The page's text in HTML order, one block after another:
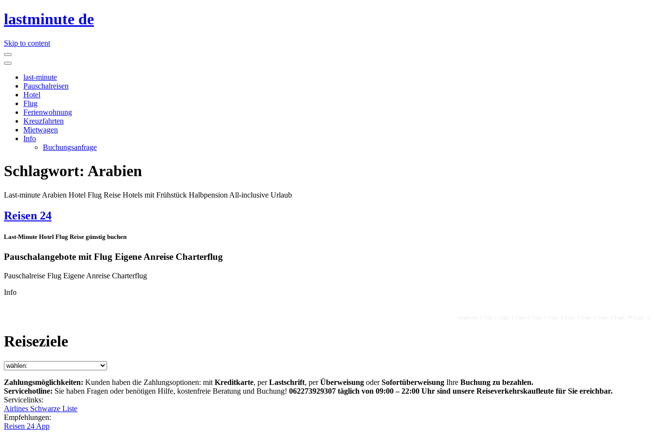
lastminute de
Skip to content
last-minute
Pauschalreisen
Hotel
Flug
Ferienwohnung
Kreuzfahrten
Mietwagen
Info
Buchungsanfrage
Schlagwort: Arabien
Last-minute Arabien Hotel Flug Reise Hotels mit Frühstück Halbpension All-inclusive Urlaub
Reisen 24
Last-Minute Hotel Flug Reise günstig buchen
Pauschalangebote mit Flug Eigene Anreise Charterflug
Pauschalreise Flug Eigene Anreise Charterflug
Info
Reiseziele
Zahlungsmöglichkeiten: Kunden haben die Zahlungsoptionen: mit Kreditkarte, perLastschrift, perÜberweisung oderSofortüberweisung Ihre Buchung zu bezahlen.
Servicehotline: Sie haben Fragen oder benötigen Hilfe, kostenfreie Beratung und Buchung! 062273929307 täglich von 09:00 – 22:00 Uhr sind unsere Reiseverkehrskaufleute für Sie ereichbar.
Servicelinks:
Airlines Schwarze Liste
Empfehlungen:
Reisen 24 App